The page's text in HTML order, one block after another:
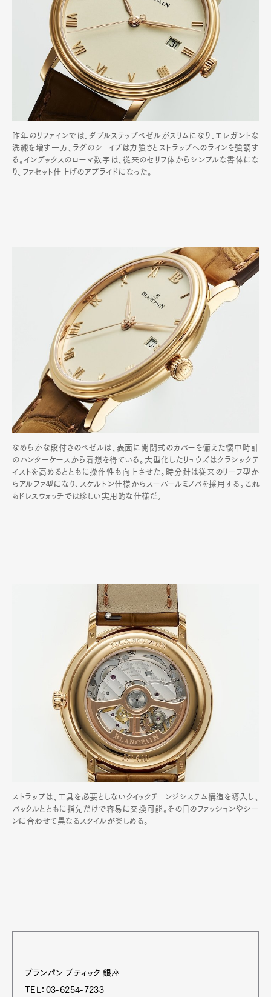
昨年のリファインでは、ダブルステップベゼルがスリムになり、エレガントな
洗練を増す一方、ラグのシェイプは力強さとストラップへのラインを強調す
る。インデックスのローマ数字は、従来のセリフ体からシンプルな書体にな
り、ファセット仕上げのアプライドになった。
なめらかな段付きのベゼルは、表面に開閉式のカバーを備えた懐中時計
のハンターケースから着想を得ている。大型化したリュウズはクラシックテ
イストを高めるとともに操作性も向上させた。時分針は従来のリーフ型か
らアルファ型になり､スケルトン仕様からスーパールミノバを採用する｡これ
もドレスウォッチでは珍しい実用的な仕様だ｡
ストラップは、工具を必要としないクイックチェンジシステム構造を導入し、
バックルとともに指先だけで容易に交換可能。その日のファッションやシー
ンに合わせて異なるスタイルが楽しめる。
ブランパン ブティック 銀座
TEL：03-6254-7233